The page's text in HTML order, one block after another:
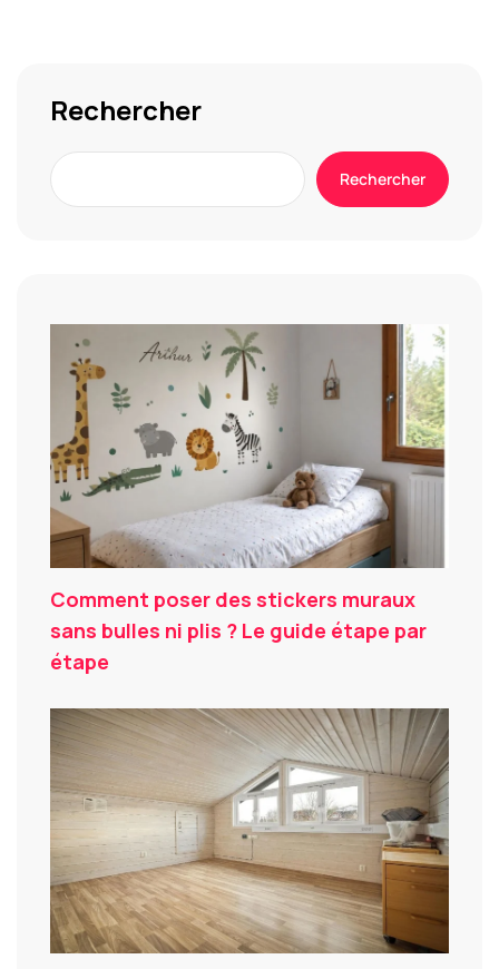
Rechercher
Rechercher
Comment poser des stickers muraux
sans bulles ni plis ? Le guide étape par
étape